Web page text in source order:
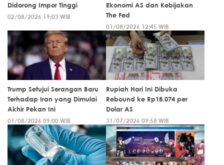
Didorong Impor Tinggi
02/08/2026 19:03 WIB
Ekonomi AS dan Kebijakan
The Fed
01/08/2026 12:45 WIB
Trump Setujui Serangan Baru
Terhadap Iran yang Dimulai
Akhir Pekan Ini
01/08/2026 09:00 WIB
Rupiah Hari Ini Dibuka
Rebound ke Rp18.074 per
Dolar AS
31/07/2026 09:58 WIB